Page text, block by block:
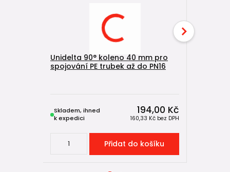
Unidelta 90° koleno 40 mm pro
spojování PE trubek až do PN16
194,00 Kč
160,33 Kč bez DPH
Skladem, ihned
k expedici
Přidat do košíku